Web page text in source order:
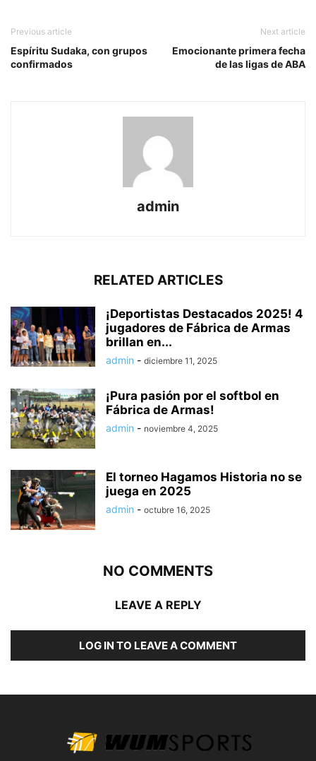
Previous article
Espíritu Sudaka, con grupos
confirmados
Next article
Emocionante primera fecha
de las ligas de ABA
admin
RELATED ARTICLES
¡Deportistas Destacados 2025! 4
jugadores de Fábrica de Armas
brillan en...
admin - diciembre 11, 2025
¡Pura pasión por el softbol en
Fábrica de Armas!
admin - noviembre 4, 2025
El torneo Hagamos Historia no se
juega en 2025
admin - octubre 16, 2025
NO COMMENTS
LEAVE A REPLY
LOG IN TO LEAVE A COMMENT